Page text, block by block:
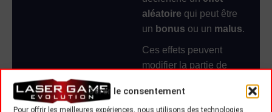
Gérer le consentement
Pour offrir les meilleures expériences, nous utilisons des technologies
aléatoire qui peut être
un bonus ou un malus.
Ces effets peuvent
modifier la partie de
rendant chaque session